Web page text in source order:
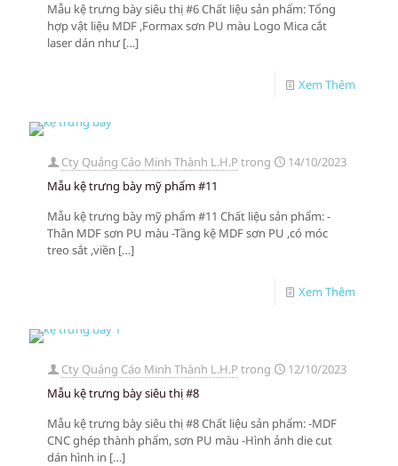
Mẫu kệ trưng bày siêu thị #6 Chất liệu sản phẩm: Tổng
hợp vật liệu MDF ,Formax sơn PU màu Logo Mica cắt
laser dán như […]
Xem Thêm
Cty Quảng Cáo Minh Thành L.H.P trong
14/10/2023
Mẫu kệ trưng bày mỹ phẩm #11
Mẫu kệ trưng bày mỹ phẩm #11 Chất liệu sản phẩm: -
Thân MDF sơn PU màu -Tầng kệ MDF sơn PU ,có móc
treo sắt ,viền […]
Xem Thêm
Cty Quảng Cáo Minh Thành L.H.P trong
12/10/2023
Mẫu kệ trưng bày siêu thị #8
Mẫu kệ trưng bày siêu thị #8 Chất liệu sản phẩm: -MDF
CNC ghép thành phẩm, sơn PU màu -Hình ảnh die cut
dán hình in […]